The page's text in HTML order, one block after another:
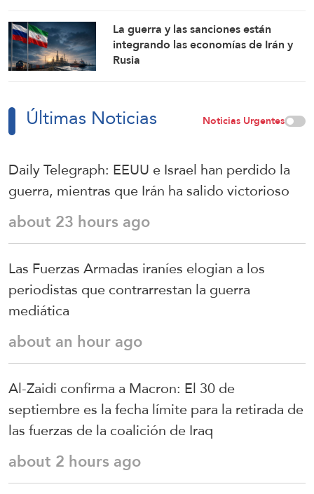
La guerra y las sanciones están
integrando las economías de Irán y
Rusia
Últimas Noticias Noticias Urgentes
Daily Telegraph: EEUU e Israel han perdido la
guerra, mientras que Irán ha salido victorioso
about 23 hours ago
Las Fuerzas Armadas iraníes elogian a los
periodistas que contrarrestan la guerra
mediática
about an hour ago
Al-Zaidi confirma a Macron: El 30 de
septiembre es la fecha límite para la retirada de
las fuerzas de la coalición de Iraq
about 2 hours ago